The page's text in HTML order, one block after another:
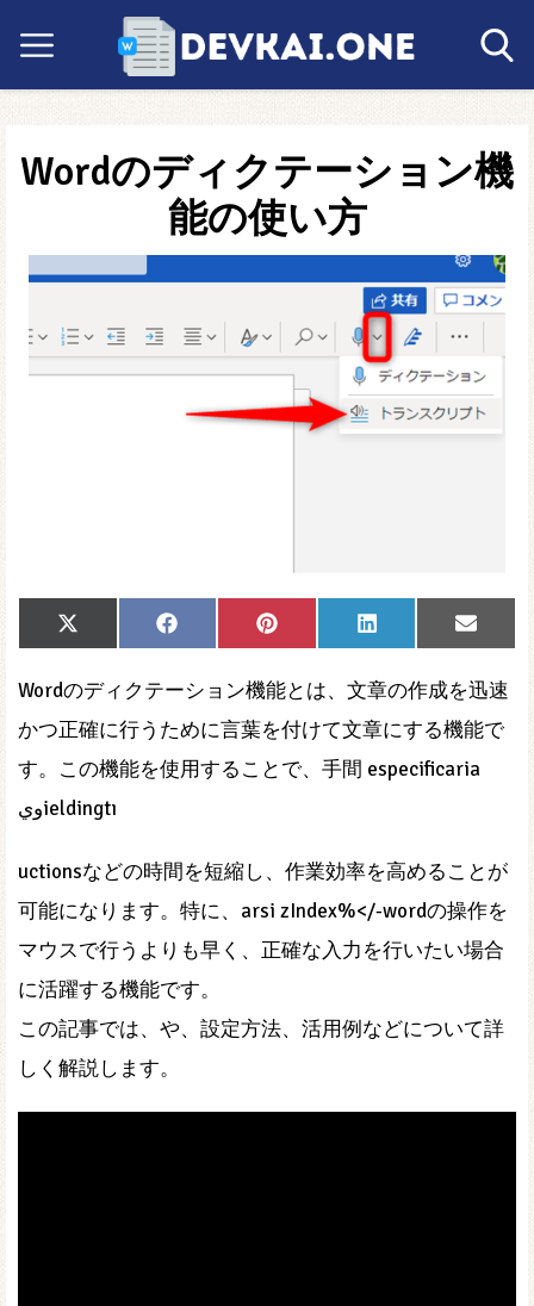
Wordのディクテーション機
能の使い方
Share
on
X
(Twitter)
Share
on
Facebook
Share
on
Pinterest
Share
on
LinkedIn
Share
on
Email
Wordのディクテーション機能とは、文章の作成を迅速
かつ正確に行うために言葉を付けて文章にする機能で
す。この機能を使用することで、手間 especificaria
ويieldingtı
uctionsなどの時間を短縮し、作業効率を高めることが
可能になります。特に、arsi zIndex%</-wordの操作を
マウスで行うよりも早く、正確な入力を行いたい場合
に活躍する機能です。
この記事では、や、設定方法、活用例などについて詳
しく解説します。